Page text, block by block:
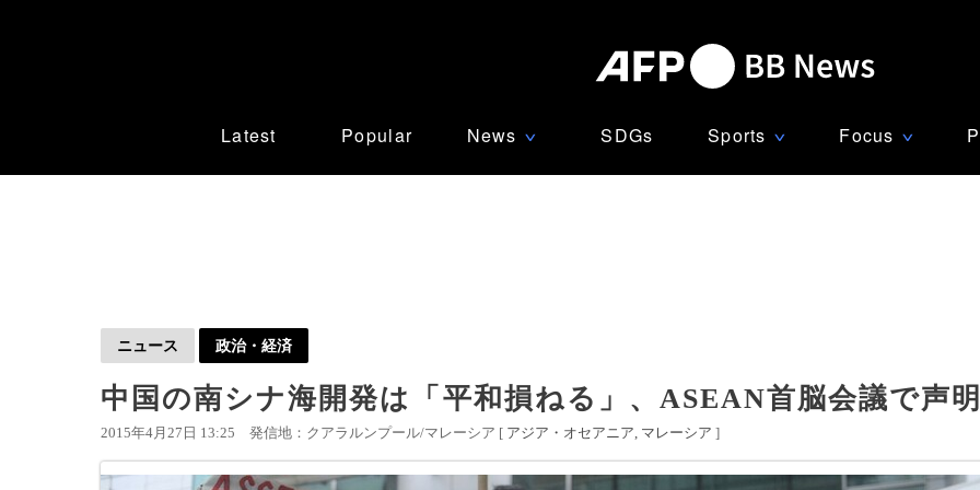
Latest Popular News ∨ SDGs Sports ∨ Focus ∨
ニュース 政治・経済
中国の南シナ海開発は「平和損ねる」、ASEAN首脳会議で声明
2015年4月27日 13:25 発信地：クアラルンプール/マレーシア [ アジア・オセアニア マレーシア ]